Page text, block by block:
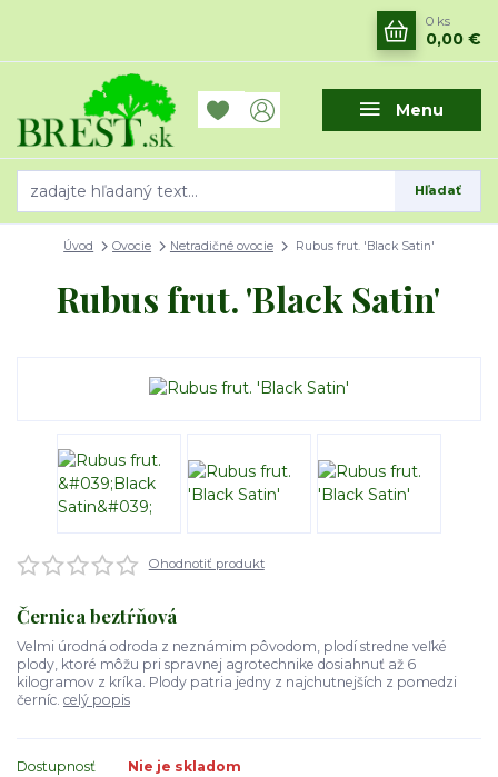
Menu
Hľadať
0 ks
0,00 €
Úvod Ovocie Netradičné ovocie Rubus frut. 'Black Satin'
Rubus frut. 'Black Satin'
Ohodnotiť produkt
Černica beztŕňová
Velmi úrodná odroda z neznámim pôvodom, plodí stredne veľké
plody, ktoré môžu pri spravnej agrotechnike dosiahnuť až 6
kilogramov z kríka. Plody patria jedny z najchutnejších z pomedzi
černíc. celý popis
Dostupnosť
Nie je skladom